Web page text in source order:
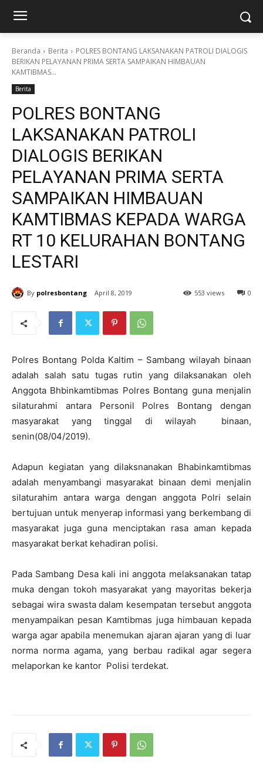
Beranda Berita
POLRES BONTANG LAKSANAKAN PATROLI DIALOGIS
BERIKAN PELAYANAN PRIMA SERTA SAMPAIKAN HIMBAUAN
KAMTIBMAS...
Berita
POLRES BONTANG
LAKSANAKAN PATROLI
DIALOGIS BERIKAN
PELAYANAN PRIMA SERTA
SAMPAIKAN HIMBAUAN
KAMTIBMAS KEPADA WARGA
RT 10 KELURAHAN BONTANG
LESTARI
By polresbontang April 8, 2019 0
553 views
Polres Bontang Polda Kaltim – Sambang wilayah binaan
adalah salah satu tugas rutin yang dilaksanakan oleh
Anggota Bhbinkamtibmas Polres Bontang guna menjalin
silaturahmi antara Personil Polres Bontang dengan
masyarakat yang tinggal di wilayah binaan,
senin(08/04/2019).
Adapun kegiatan yang dilaksnanakan Bhabinkamtibmas
adalah menyambangi masyarakat binaan demi menjalin
silaturahim antara warga dengan anggota Polri selain
bertujuan untuk menyerap informasi yang berkembang di
masyarakat juga guna menciptakan rasa aman kepada
masyarakat berkat kehadiran polisi.
Pada Sambang Desa kali ini anggota melaksanakan tatap
muka dengan tokoh masyarakat yang mayoritas bekerja
sebagai wira swasta dalam kesempatan tersebut anggota
menyampaikan pesan Kamtibmas juga himbauan kepada
warga agar apabila menemukan ajaran ajaran yang di luar
norma norma agama, yang berbau radikal agar segera
melaporkan ke kantor Polisi terdekat.